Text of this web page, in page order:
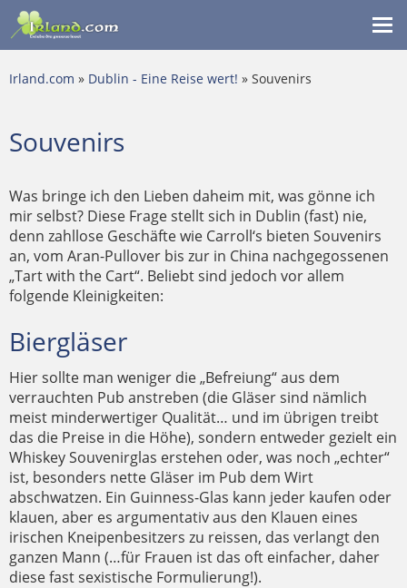
Irland.com » Dublin - Eine Reise wert! » Souvenirs
Souvenirs
Was bringe ich den Lieben daheim mit, was gönne ich
mir selbst? Diese Frage stellt sich in Dublin (fast) nie,
denn zahllose Geschäfte wie Carroll‘s bieten Souvenirs
an, vom Aran-Pullover bis zur in China nachgegossenen
„Tart with the Cart“. Beliebt sind jedoch vor allem
folgende Kleinigkeiten:
Biergläser
Hier sollte man weniger die „Befreiung“ aus dem
verrauchten Pub anstreben (die Gläser sind nämlich
meist minderwertiger Qualität… und im übrigen treibt
das die Preise in die Höhe), sondern entweder gezielt ein
Whiskey Souvenirglas erstehen oder, was noch „echter“
ist, besonders nette Gläser im Pub dem Wirt
abschwatzen. Ein Guinness-Glas kann jeder kaufen oder
klauen, aber es argumentativ aus den Klauen eines
irischen Kneipenbesitzers zu reissen, das verlangt den
ganzen Mann (…für Frauen ist das oft einfacher, daher
diese fast sexistische Formulierung!).